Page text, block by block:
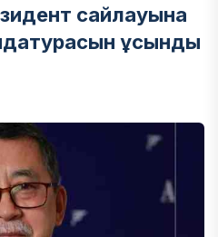
сайлауына
ұсынды